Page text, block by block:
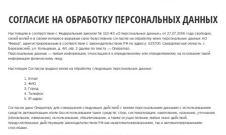
СОГЛАСИЕ НА ОБРАБОТКУ ПЕРСОНАЛЬНЫХ ДАННЫХ
Настоящим в соответствии с Федеральным законом № 152-ФЗ «О персональных данных» от 27.07.2006 года свободно,
своей волей и в своем интересе выражаю свое безусловное согласие на обработку моих персональных данных АО
"Фиера", зарегистрированным в соответствии с законодательством РФ по адресу: 623700, Свердловская область, г.
Березовский, ул. Кольцевая, д. 4И, оф. 2 (далее по тексту — Оператор).
Персональные данные — любая информация, относящаяся к определенному или определяемому на основании такой
информации физическому лицу.
Настоящее Согласие выдано мною на обработку следующих персональных данных:
Email
ФИО
Город
Телефон
IP-адрес
Согласие дано Оператору для совершения следующих действий с моими персональными данными с использованием
средств автоматизации и/или без использования таких средств: сбор, систематизация, накопление, хранение, уточнение
(обновление, изменение), использование, обезличивание, а также осуществление любых иных действий,
предусмотренных действующим законодательством РФ как неавтоматизированными, так и автоматизированными
способами.